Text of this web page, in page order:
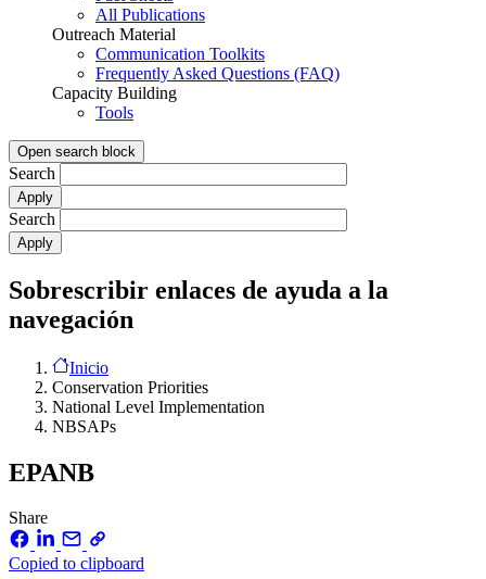
All Publications
Outreach Material
Communication Toolkits
Frequently Asked Questions (FAQ)
Capacity Building
Tools
Open search block
Search
Search
Sobrescribir enlaces de ayuda a la
navegación
Inicio
Conservation Priorities
National Level Implementation
NBSAPs
EPANB
Share
Copied to clipboard